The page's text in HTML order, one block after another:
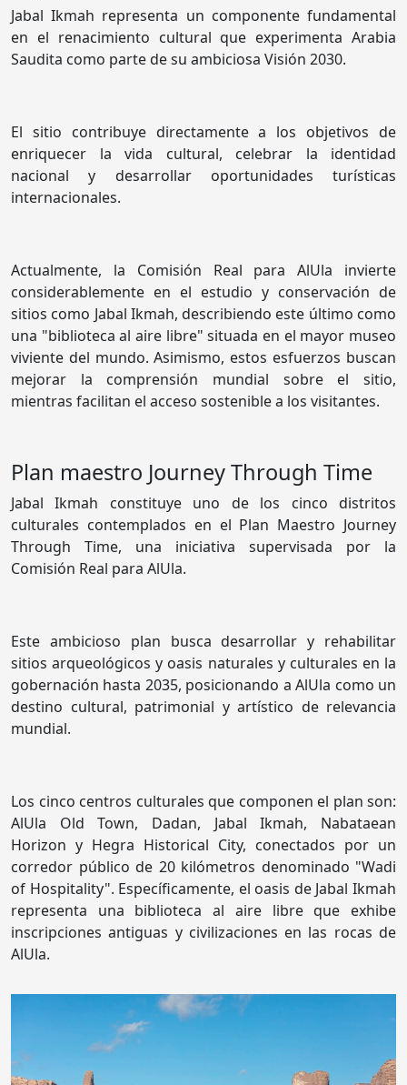
Jabal Ikmah representa un componente fundamental
en el renacimiento cultural que experimenta Arabia
Saudita como parte de su ambiciosa Visión 2030.
El sitio contribuye directamente a los objetivos de
enriquecer la vida cultural, celebrar la identidad
nacional y desarrollar oportunidades turísticas
internacionales.
Actualmente, la Comisión Real para AlUla invierte
considerablemente en el estudio y conservación de
sitios como Jabal Ikmah, describiendo este último como
una "biblioteca al aire libre" situada en el mayor museo
viviente del mundo. Asimismo, estos esfuerzos buscan
mejorar la comprensión mundial sobre el sitio,
mientras facilitan el acceso sostenible a los visitantes.
Plan maestro Journey Through Time
Jabal Ikmah constituye uno de los cinco distritos
culturales contemplados en el Plan Maestro Journey
Through Time, una iniciativa supervisada por la
Comisión Real para AlUla.
Este ambicioso plan busca desarrollar y rehabilitar
sitios arqueológicos y oasis naturales y culturales en la
gobernación hasta 2035, posicionando a AlUla como un
destino cultural, patrimonial y artístico de relevancia
mundial.
Los cinco centros culturales que componen el plan son:
AlUla Old Town, Dadan, Jabal Ikmah, Nabataean
Horizon y Hegra Historical City, conectados por un
corredor público de 20 kilómetros denominado "Wadi
of Hospitality". Específicamente, el oasis de Jabal Ikmah
representa una biblioteca al aire libre que exhibe
inscripciones antiguas y civilizaciones en las rocas de
AlUla.